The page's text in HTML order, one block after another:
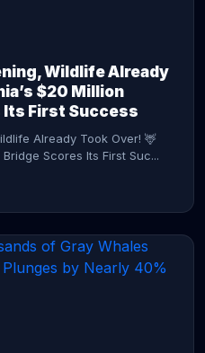
Wildlife Already
$20 Million
Its First Success
Already Took Over! 🦌
Scores Its First Suc...